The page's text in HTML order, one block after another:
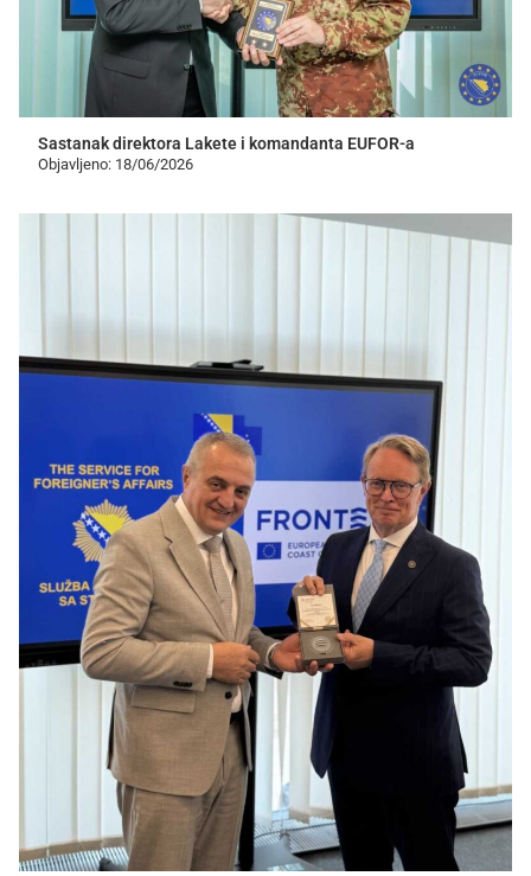
Sastanak direktora Lakete i komandanta EUFOR-a
Objavljeno: 18/06/2026